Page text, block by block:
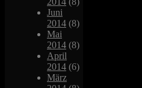
Juni
2014 (8)
Mai
2014 (8)
April
2014 (6)
März